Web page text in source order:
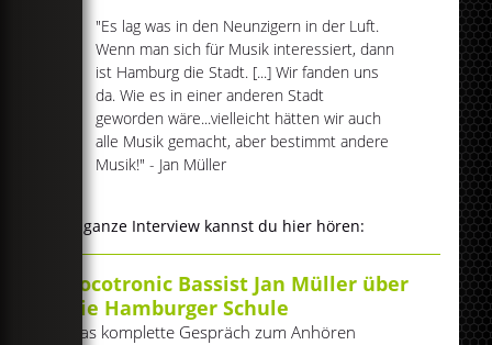
"Es lag was in den Neunzigern in der Luft.
Wenn man sich für Musik interessiert, dann
ist Hamburg die Stadt. [...] Wir fanden uns
da. Wie es in einer anderen Stadt
geworden wäre...vielleicht hätten wir auch
alle Musik gemacht, aber bestimmt andere
Musik!" - Jan Müller
Das ganze Interview kannst du hier hören:
Tocotronic Bassist Jan Müller über
die Hamburger Schule
Das komplette Gespräch zum Anhören